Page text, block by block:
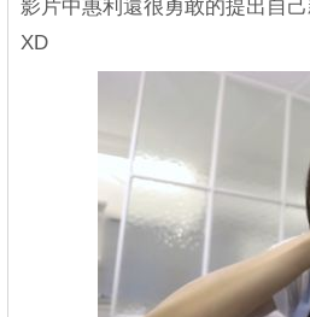
影片中惠利還很勇敢的提出自
XD